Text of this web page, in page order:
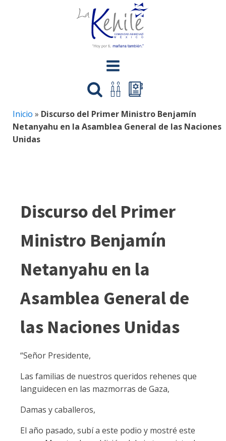
Inicio » Discurso del Primer Ministro Benjamín
Netanyahu en la Asamblea General de las Naciones
Unidas
Discurso del Primer
Ministro Benjamín
Netanyahu en la
Asamblea General de
las Naciones Unidas
“Señor Presidente,
Las familias de nuestros queridos rehenes que
languidecen en las mazmorras de Gaza,
Damas y caballeros,
El año pasado, subí a este podio y mostré este